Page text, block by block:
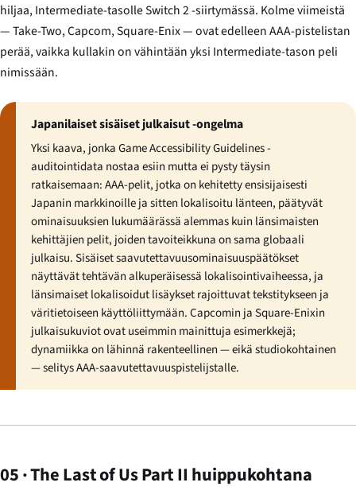
hiljaa, Intermediate-tasolle Switch 2 -siirtymässä. Kolme viimeistä
— Take-Two, Capcom, Square-Enix — ovat edelleen AAA-pistelistan
perää, vaikka kullakin on vähintään yksi Intermediate-tason peli
nimissään.
Japanilaiset sisäiset julkaisut -ongelma
Yksi kaava, jonka Game Accessibility Guidelines -
auditointidata nostaa esiin mutta ei pysty täysin
ratkaisemaan: AAA-pelit, jotka on kehitetty ensisijaisesti
Japanin markkinoille ja sitten lokalisoitu länteen, päätyvät
ominaisuuksien lukumäärässä alemmas kuin länsimaisten
kehittäjien pelit, joiden tavoiteikkuna on sama globaali
julkaisu. Sisäiset saavutettavuusominaisuuspäätökset
näyttävät tehtävän alkuperäisessä lokalisointivaiheessa, ja
länsimaiset lokalisoidut lisäykset rajoittuvat tekstitykseen ja
väritietoiseen käyttöliittymään. Capcomin ja Square-Enixin
julkaisukuviot ovat useimmin mainittuja esimerkkejä;
dynamiikka on lähinnä rakenteellinen — eikä studiokohtainen
— selitys AAA-saavutettavuuspistelijstalle.
05 · The Last of Us Part II huippukohtana